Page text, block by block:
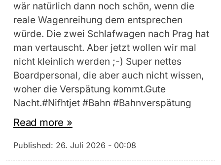
wär natürlich dann noch schön, wenn die
reale Wagenreihung dem entsprechen
würde. Die zwei Schlafwagen nach Prag hat
man vertauscht. Aber jetzt wollen wir mal
nicht kleinlich werden ;-) Super nettes
Boardpersonal, die aber auch nicht wissen,
woher die Verspätung kommt.Gute
Nacht.#Nifhtjet #Bahn #Bahnverspätung
Read more »
Published: 26. Juli 2026 - 00:08